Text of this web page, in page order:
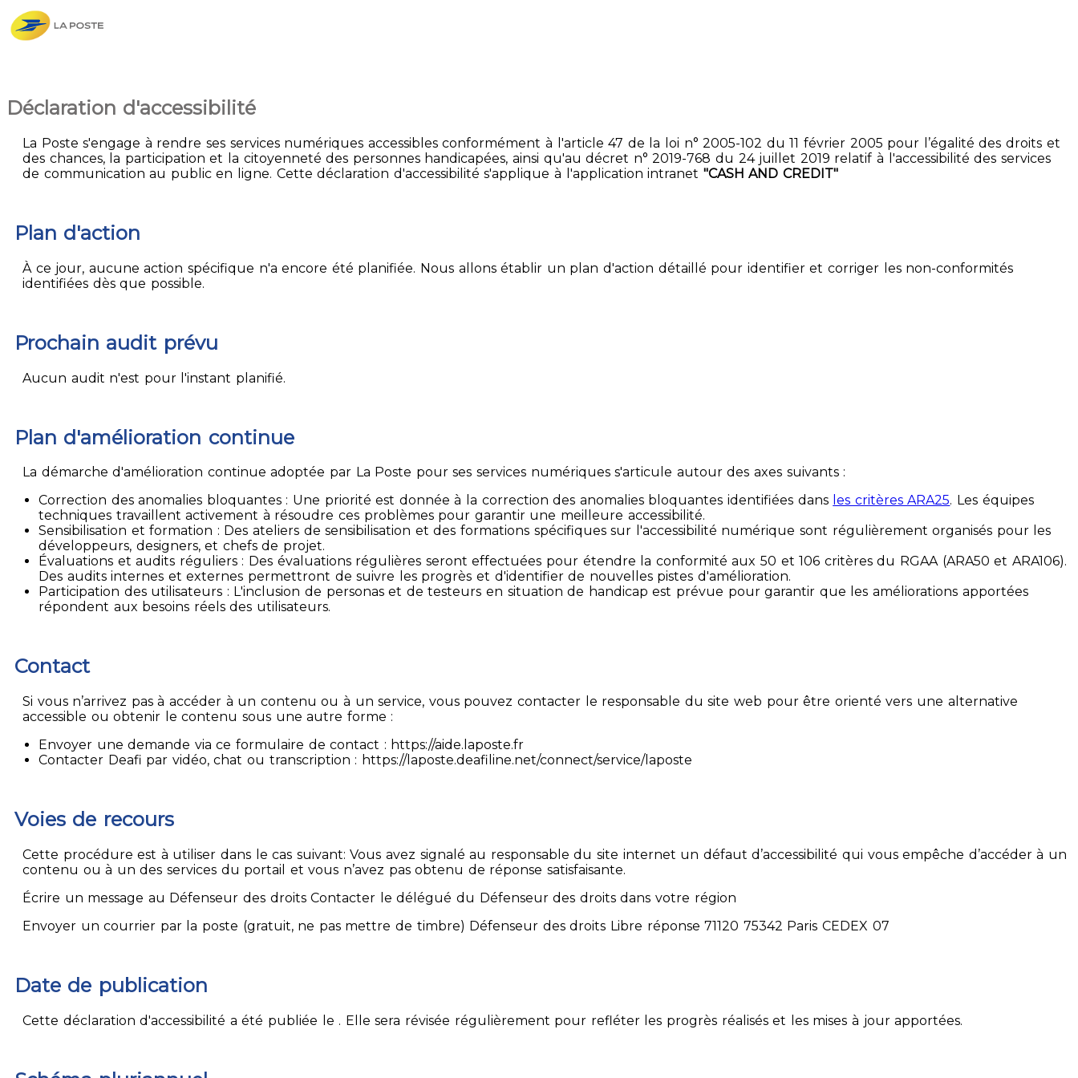
Déclaration d'accessibilité
La Poste s'engage à rendre ses services numériques accessibles conformément à l'article 47 de la loi n° 2005-102 du 11 février 2005 pour l’égalité des droits et
des chances, la participation et la citoyenneté des personnes handicapées, ainsi qu'au décret n° 2019-768 du 24 juillet 2019 relatif à l'accessibilité des services
de communication au public en ligne. Cette déclaration d'accessibilité s'applique à l'application intranet "CASH AND CREDIT"
Plan d'action
À ce jour, aucune action spécifique n'a encore été planifiée. Nous allons établir un plan d'action détaillé pour identifier et corriger les non-conformités
identifiées dès que possible.
Prochain audit prévu
Aucun audit n'est pour l'instant planifié.
Plan d'amélioration continue
La démarche d'amélioration continue adoptée par La Poste pour ses services numériques s'articule autour des axes suivants :
Correction des anomalies bloquantes : Une priorité est donnée à la correction des anomalies bloquantes identifiées dans les critères ARA25. Les équipes
techniques travaillent activement à résoudre ces problèmes pour garantir une meilleure accessibilité.
Sensibilisation et formation : Des ateliers de sensibilisation et des formations spécifiques sur l'accessibilité numérique sont régulièrement organisés pour les
développeurs, designers, et chefs de projet.
Évaluations et audits réguliers : Des évaluations régulières seront effectuées pour étendre la conformité aux 50 et 106 critères du RGAA (ARA50 et ARA106).
Des audits internes et externes permettront de suivre les progrès et d'identifier de nouvelles pistes d'amélioration.
Participation des utilisateurs : L'inclusion de personas et de testeurs en situation de handicap est prévue pour garantir que les améliorations apportées
répondent aux besoins réels des utilisateurs.
Contact
Si vous n’arrivez pas à accéder à un contenu ou à un service, vous pouvez contacter le responsable du site web pour être orienté vers une alternative
accessible ou obtenir le contenu sous une autre forme :
Envoyer une demande via ce formulaire de contact : https://aide.laposte.fr
Contacter Deafi par vidéo, chat ou transcription : https://laposte.deafiline.net/connect/service/laposte
Voies de recours
Cette procédure est à utiliser dans le cas suivant: Vous avez signalé au responsable du site internet un défaut d’accessibilité qui vous empêche d’accéder à un
contenu ou à un des services du portail et vous n’avez pas obtenu de réponse satisfaisante.
Écrire un message au Défenseur des droits Contacter le délégué du Défenseur des droits dans votre région
Envoyer un courrier par la poste (gratuit, ne pas mettre de timbre) Défenseur des droits Libre réponse 71120 75342 Paris CEDEX 07
Date de publication
Cette déclaration d'accessibilité a été publiée le . Elle sera révisée régulièrement pour refléter les progrès réalisés et les mises à jour apportées.